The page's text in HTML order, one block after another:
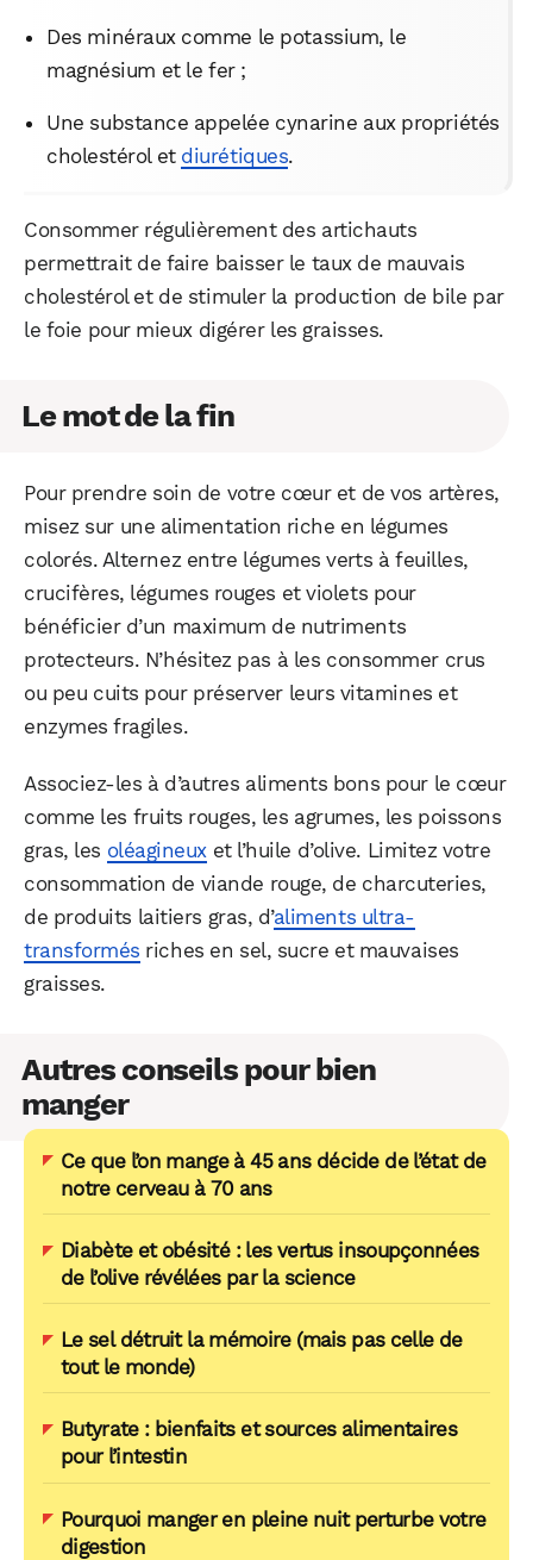
Des minéraux comme le potassium, le
magnésium et le fer ;
Une substance appelée cynarine aux propriétés
cholestérol et diurétiques.
Consommer régulièrement des artichauts
permettrait de faire baisser le taux de mauvais
cholestérol et de stimuler la production de bile par
le foie pour mieux digérer les graisses.
Le mot de la fin
Pour prendre soin de votre cœur et de vos artères,
misez sur une alimentation riche en légumes
colorés. Alternez entre légumes verts à feuilles,
crucifères, légumes rouges et violets pour
bénéficier d’un maximum de nutriments
protecteurs. N’hésitez pas à les consommer crus
ou peu cuits pour préserver leurs vitamines et
enzymes fragiles.
Associez-les à d’autres aliments bons pour le cœur
comme les fruits rouges, les agrumes, les poissons
gras, les oléagineuxet l’huile d’olive. Limitez votre
consommation de viande rouge, de charcuteries,
de produits laitiers gras, d’aliments ultra-
transformés riches en sel, sucre et mauvaises
graisses.
Autres conseils pour bien
manger
Ce que l’on mange à 45 ans décide de l’état de
notre cerveau à 70 ans
Diabète et obésité : les vertus insoupçonnées
de l’olive révélées par la science
Le sel détruit la mémoire (mais pas celle de
tout le monde)
Butyrate : bienfaits et sources alimentaires
pour l’intestin
Pourquoi manger en pleine nuit perturbe votre
digestion